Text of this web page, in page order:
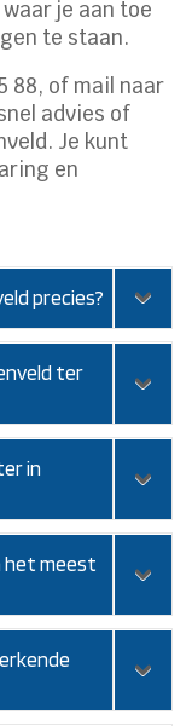
je aan toe
te staan.
88, of mail naar
advies of
Je kunt
en
precies?
ter
in
het meest